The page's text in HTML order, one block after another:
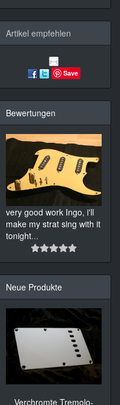
Artikel empfehlen
Save
Bewertungen
very good work Ingo, i'll
make my strat sing with it
tonight...
Neue Produkte
Verchromte Tremolo-